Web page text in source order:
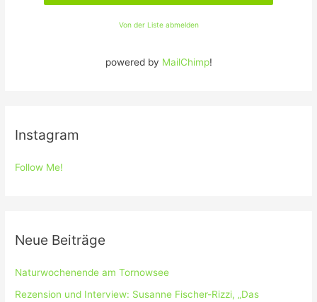
Von der Liste abmelden
powered by MailChimp!
Instagram
Follow Me!
Neue Beiträge
Naturwochenende am Tornowsee
Rezension und Interview: Susanne Fischer-Rizzi, „Das